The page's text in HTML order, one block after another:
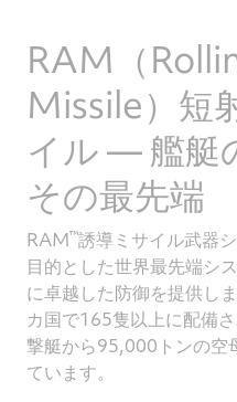
RAM（
Missile）短
イル ― 艦艇
その最先端
RAM™誘導ミサイル武器
目的とした世界最先端シ
に卓越した防御を提供し
カ国で165隻以上に配備
撃艇から95,000トンの空
ています。